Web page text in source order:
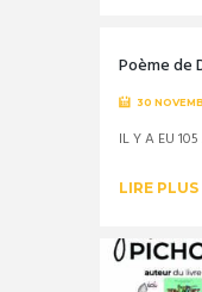
Poème de
30
IL Y A EU
LIRE PLUS